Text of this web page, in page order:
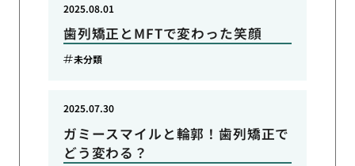
歯列矯正とMFTで変わった笑顔
2025.08.01
未分類
ガミースマイルと輪郭！歯列矯正で
どう変わる？
2025.07.30